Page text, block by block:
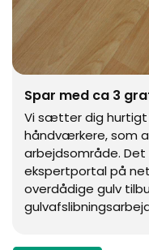
Spar med ca 3
Vi sætter dig hurtigt
håndværkere, som
arbejdsområde.
ekspertportal på
overdådige gulv